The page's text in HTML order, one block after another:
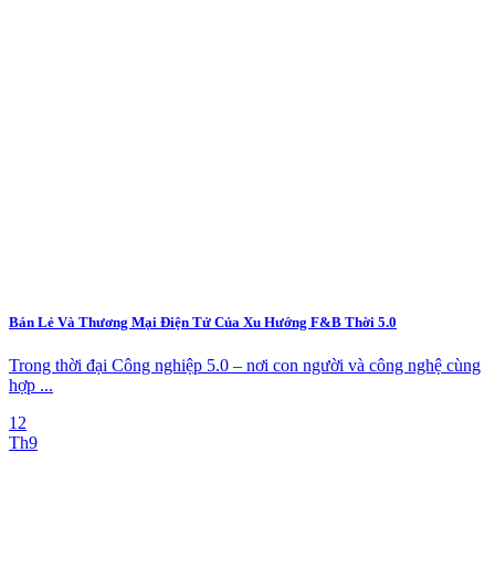
Bán Lẻ Và Thương Mại Điện Tử Của Xu Hướng F&B Thời 5.0
Trong thời đại Công nghiệp 5.0 – nơi con người và công nghệ cùng
hợp ...
12
Th9